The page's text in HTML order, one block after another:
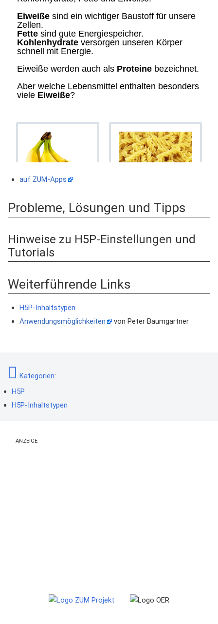
auf ZUM-Apps
Probleme, Lösungen und Tipps
Hinweise zu H5P-Einstellungen und
Tutorials
Weiterführende Links
H5P-Inhaltstypen
Anwendungsmöglichkeiten
von Peter Baumgartner
Kategorien:
H5P
H5P-Inhaltstypen
ANZEIGE